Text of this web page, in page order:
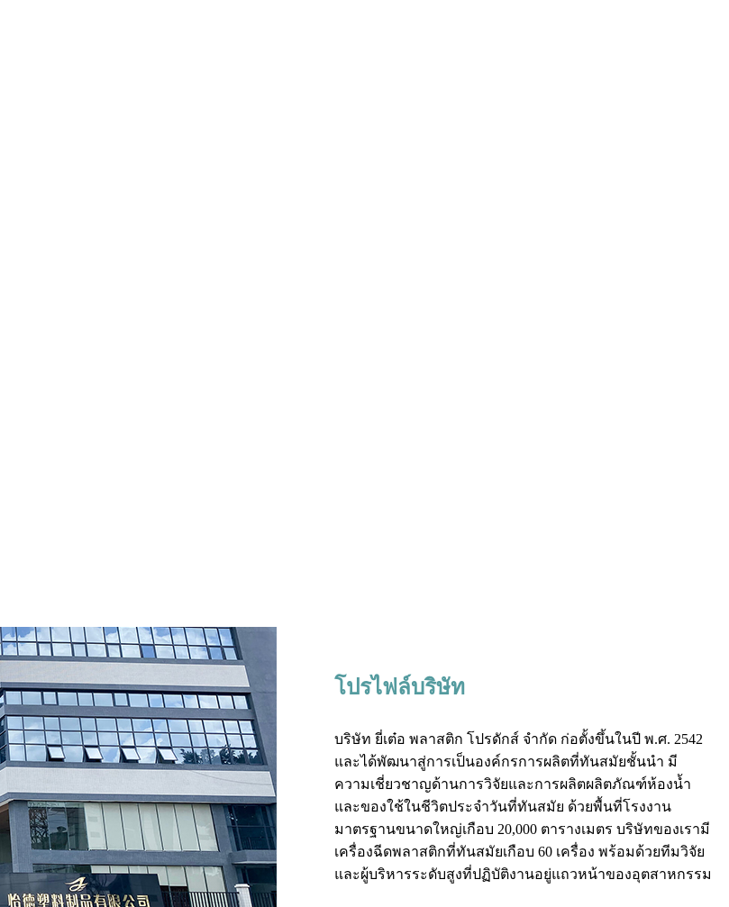
โปรไฟล์บริษัท
บริษัท ยี่เต๋อ พลาสติก โปรดักส์ จำกัด ก่อตั้งขึ้นในปี พ.ศ. 2542
และได้พัฒนาสู่การเป็นองค์กรการผลิตที่ทันสมัยชั้นนำ มี
ความเชี่ยวชาญด้านการวิจัยและการผลิตผลิตภัณฑ์ห้องน้ำ
และของใช้ในชีวิตประจำวันที่ทันสมัย ​​ด้วยพื้นที่โรงงาน
มาตรฐานขนาดใหญ่เกือบ 20,000 ตารางเมตร บริษัทของเรามี
เครื่องฉีดพลาสติกที่ทันสมัยเกือบ 60 เครื่อง พร้อมด้วยทีมวิจัย
และผู้บริหารระดับสูงที่ปฏิบัติงานอยู่แถวหน้าของอุตสาหกรรม